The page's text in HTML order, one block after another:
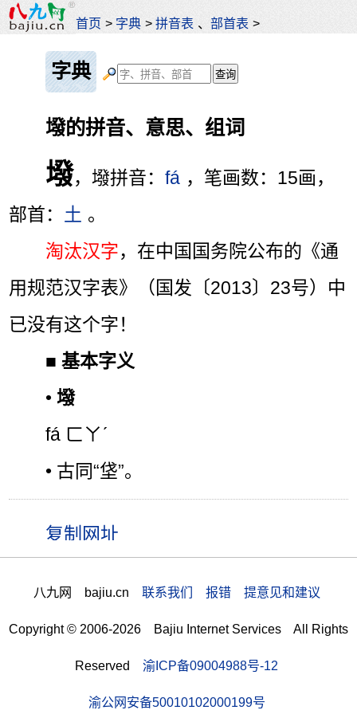
首页 > 字典 >拼音表 、部首表 >
字典
墢的拼音、意思、组词
墢，墢拼音：fá ，笔画数：15画，
部首： 土 。
淘汰汉字，在中国国务院公布的《通
用规范汉字表》（国发〔2013〕23号）中
已没有这个字！
■基本字义
• 墢
fá ㄈㄚˊ
• 古同“垡”。
八九网 bajiu.cn 联系我们 报错 提意见和建议
Copyright © 2006-2026 Bajiu Internet Services All Rights
Reserved 渝ICP备09004988号-12
渝公网安备50010102000199号